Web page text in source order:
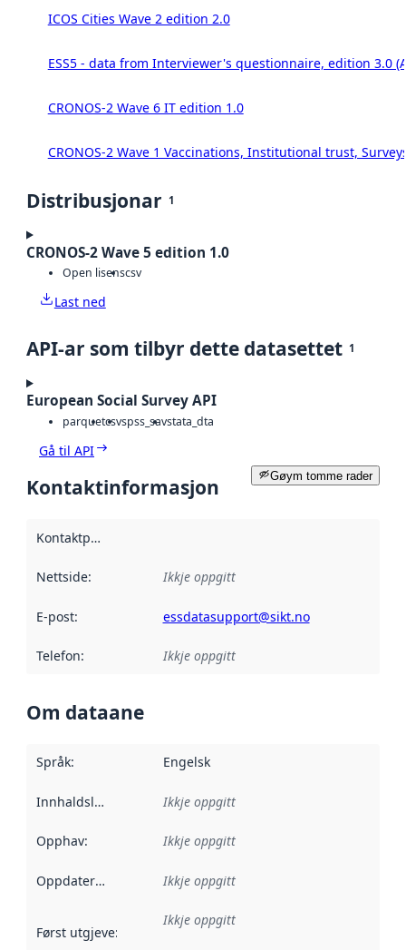
ICOS Cities Wave 2 edition 2.0
ESS5 - data from Interviewer's questionnaire, edition 3.0
CRONOS-2 Wave 6 IT edition 1.0
CRONOS-2 Wave 1 Vaccinations, Institutional trust,
Distribusjonar 1
CRONOS-2 Wave 5 edition 1.0
Open lisenscsv
Last ned
API-ar som tilbyr dette datasettet 1
European Social Survey API
parquetcsvspss_savstata_dta
Gå til API
Gøym tomme rader
Kontaktinformasjon
Kontaktpunkt
Nettside: Ikkje oppgitt
E-post: essdatasupport@sikt.no
Telefon: Ikkje oppgitt
Om dataane
Språk: Engelsk
Innhaldsleverandørar :
Ikkje oppgitt
Opphav: Ikkje oppgitt
Oppdateringsfrekvens :
Ikkje oppgitt
Først utgjeve: Denne datoen seier når dataa i dette
Ikkje oppgitt